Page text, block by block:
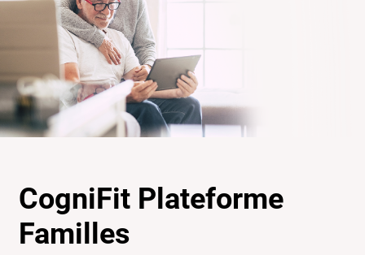
CogniFit Plateforme
Familles